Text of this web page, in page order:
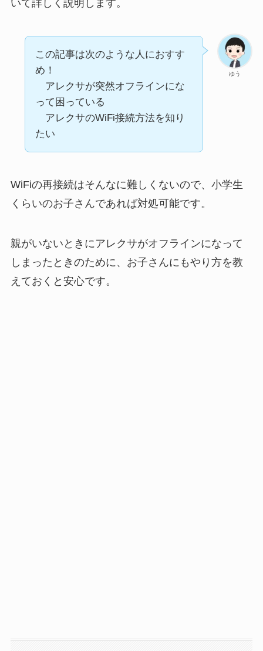
いて詳しく説明します。
ゆう
この記事は次のような人におすす
め！
アレクサが突然オフラインにな
って困っている
アレクサのWiFi接続方法を知り
たい
WiFiの再接続はそんなに難しくないので、小学生
くらいのお子さんであれば対処可能です。
親がいないときにアレクサがオフラインになって
しまったときのために、お子さんにもやり方を教
えておくと安心です。